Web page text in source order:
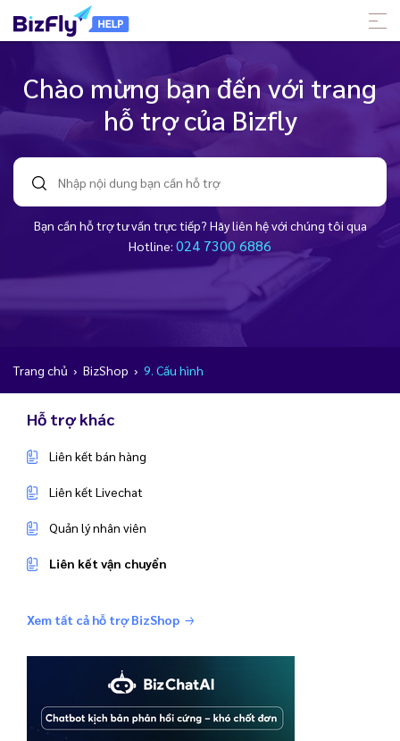
Chào mừng bạn đến với trang
hỗ trợ của Bizfly
Bạn cần hỗ trợ tư vấn trực tiếp? Hãy liên hệ với chúng tôi qua
Hotline: 024 7300 6886
Trang chủ › BizShop › 9. Cấu hình
Hỗ trợ khác
Liên kết bán hàng
Liên kết Livechat
Quản lý nhân viên
Liên kết vận chuyển
Xem tất cả hỗ trợ BizShop